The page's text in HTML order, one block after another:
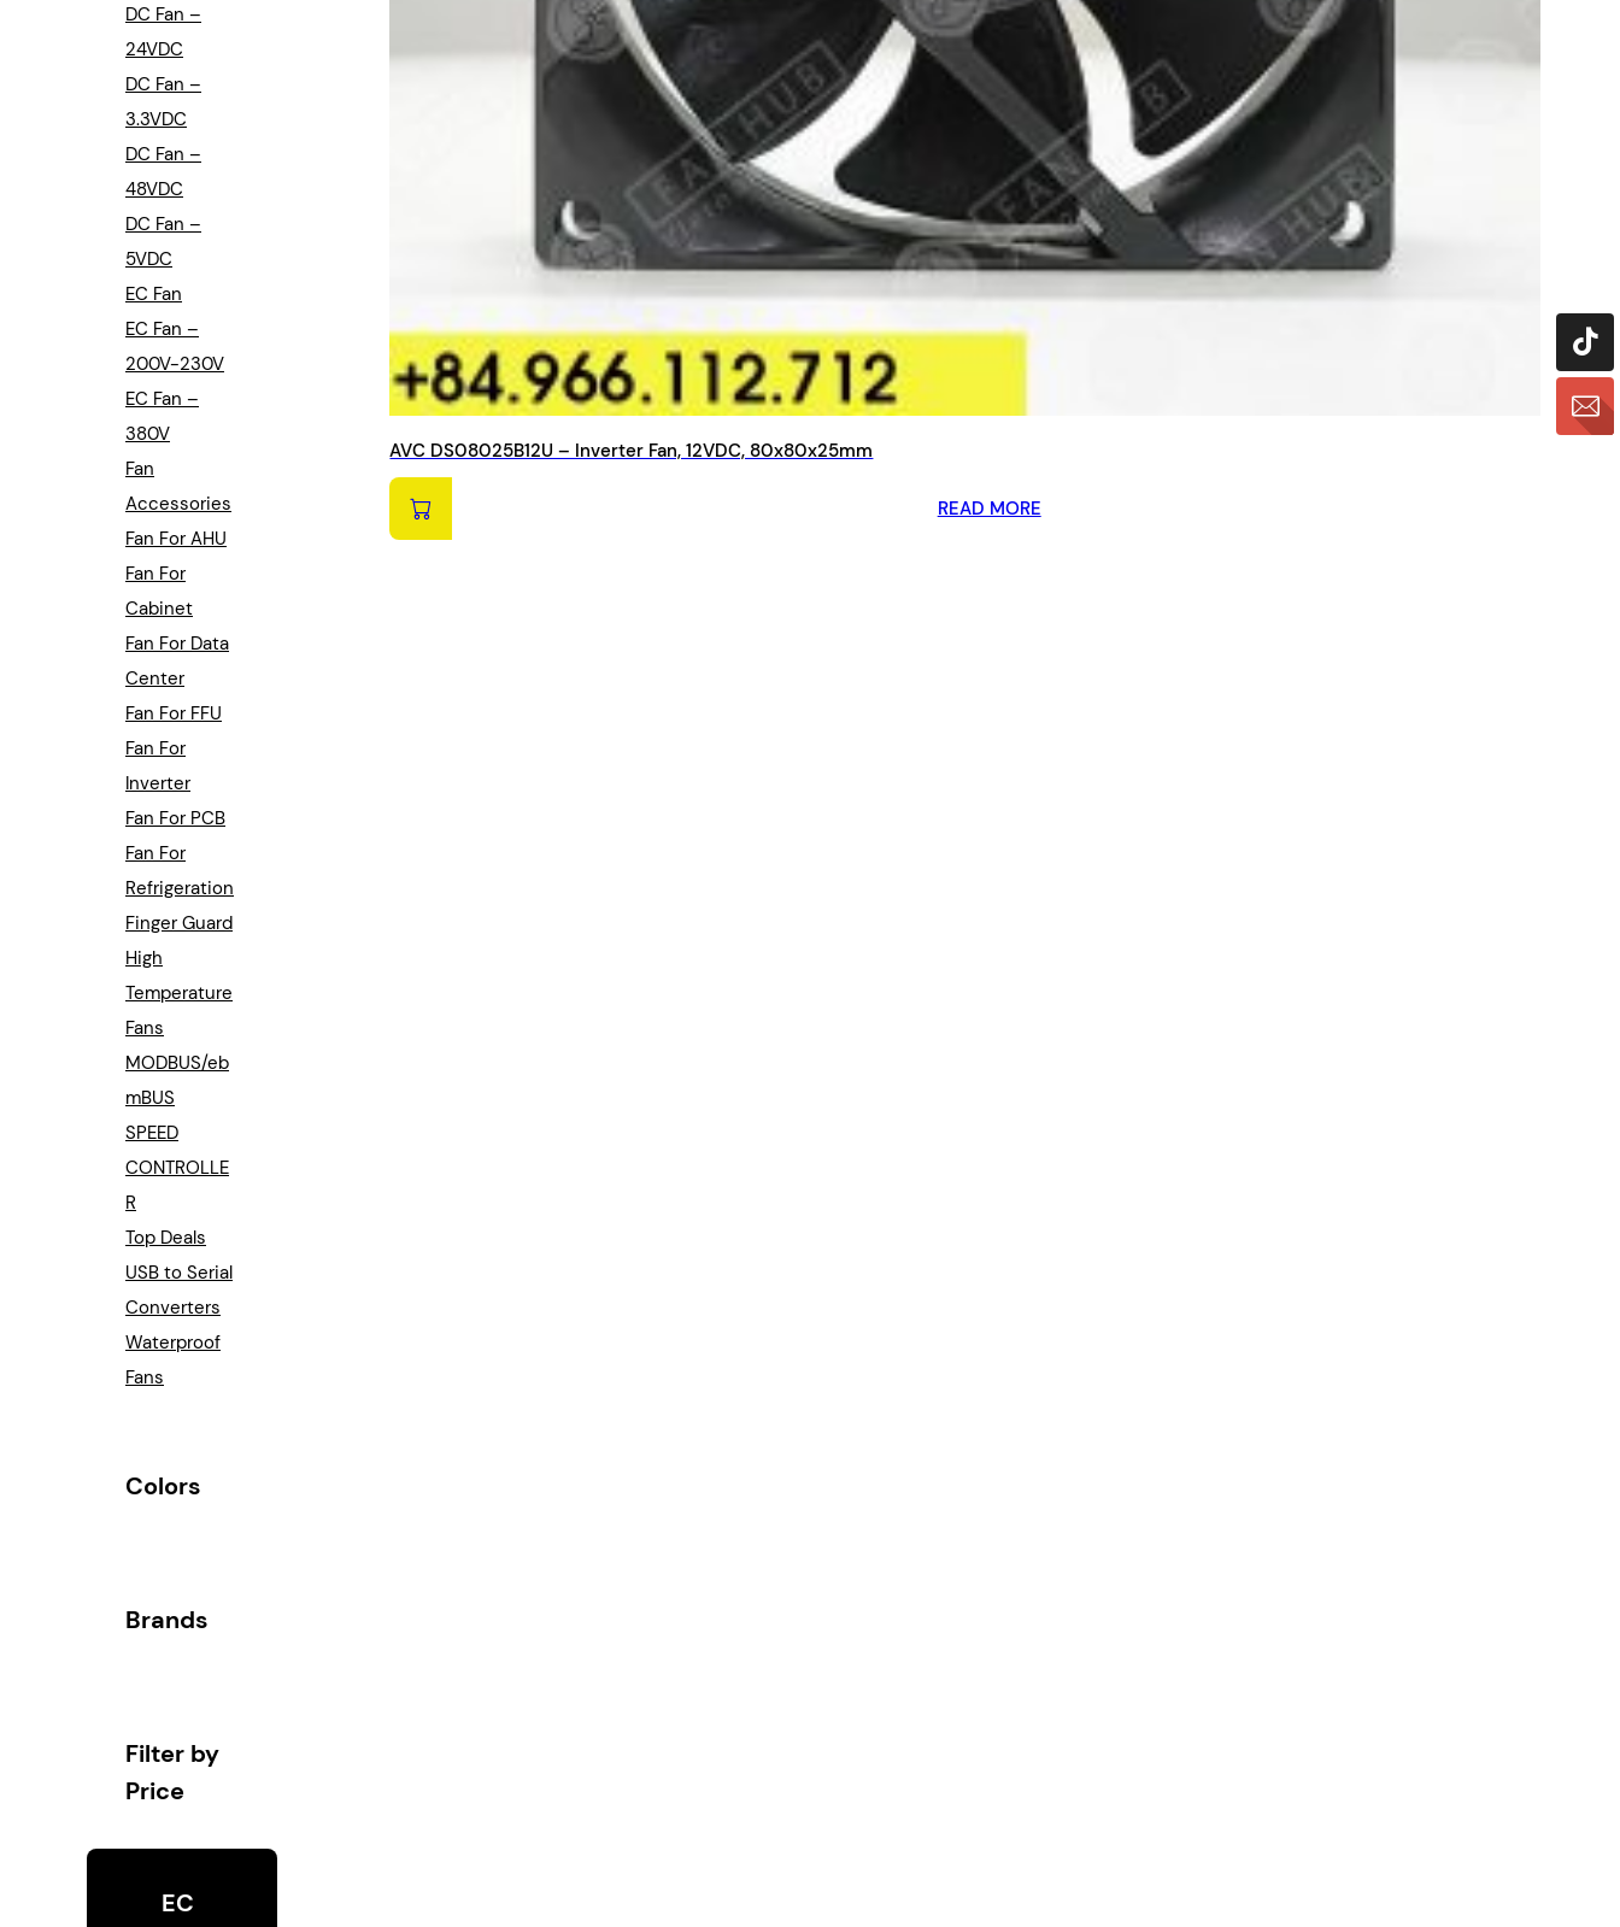
DC Fan –
24VDC
DC Fan –
3.3VDC
DC Fan –
48VDC
DC Fan –
5VDC
EC Fan
EC Fan –
200V-230V
EC Fan –
380V
Fan
Accessories
Fan For AHU
Fan For
Cabinet
Fan For Data
Center
Fan For FFU
Fan For
Inverter
Fan For PCB
Fan For
Refrigeration
Finger Guard
High
Temperature
Fans
MODBUS/eb
mBUS
SPEED
CONTROLLE
R
Top Deals
USB to Serial
Converters
Waterproof
Fans
Colors
Brands
Filter by
Price
EC
AVC DS08025B12U – Inverter Fan, 12VDC, 80x80x25mm
READ MORE